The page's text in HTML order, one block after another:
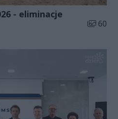
- eliminacje
Liczba
60